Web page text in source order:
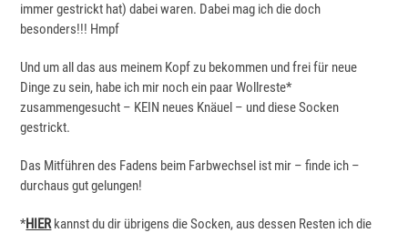
immer gestrickt hat) dabei waren. Dabei mag ich die doch
besonders!!! Hmpf
Und um all das aus meinem Kopf zu bekommen und frei für neue
Dinge zu sein, habe ich mir noch ein paar Wollreste*
zusammengesucht – KEIN neues Knäuel – und diese Socken
gestrickt.
Das Mitführen des Fadens beim Farbwechsel ist mir – finde ich –
durchaus gut gelungen!
*HIERkannst du dir übrigens die Socken, aus dessen Resten ich die